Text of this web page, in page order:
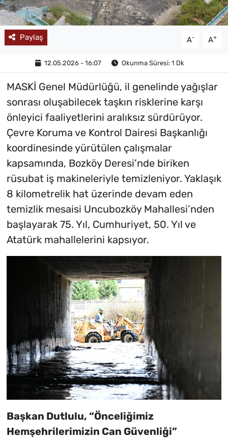
Paylaş A- A+
12.05.2026 - 16:07 Okunma Süresi: 1 Dk
MASKİ Genel Müdürlüğü, il genelinde yağışlar
sonrası oluşabilecek taşkın risklerine karşı
önleyici faaliyetlerini aralıksız sürdürüyor.
Çevre Koruma ve Kontrol Dairesi Başkanlığı
koordinesinde yürütülen çalışmalar
kapsamında, Bozköy Deresi’nde biriken
rüsubat iş makineleriyle temizleniyor. Yaklaşık
8 kilometrelik hat üzerinde devam eden
temizlik mesaisi Uncubozköy Mahallesi’nden
başlayarak 75. Yıl, Cumhuriyet, 50. Yıl ve
Atatürk mahallelerini kapsıyor.
Başkan Dutlulu, “Önceliğimiz
Hemşehrilerimizin Can Güvenliği”